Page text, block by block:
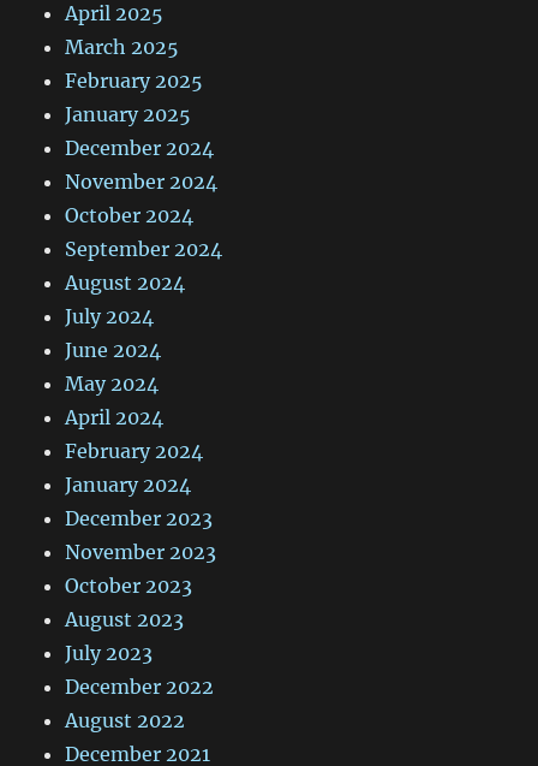
April 2025
March 2025
February 2025
January 2025
December 2024
November 2024
October 2024
September 2024
August 2024
July 2024
June 2024
May 2024
April 2024
February 2024
January 2024
December 2023
November 2023
October 2023
August 2023
July 2023
December 2022
August 2022
December 2021